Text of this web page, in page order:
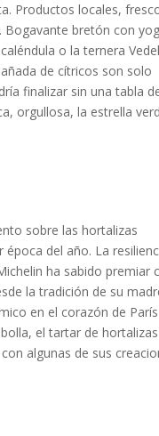
Productos locales,
Bogavante bretón con
o la ternera
de cítricos son solo
finalizar sin una tabla
orgullosa, la estrella
sobre las hortalizas
del año. La
ha sabido premiar
la tradición de su
en el corazón de
el tartar de
algunas de sus